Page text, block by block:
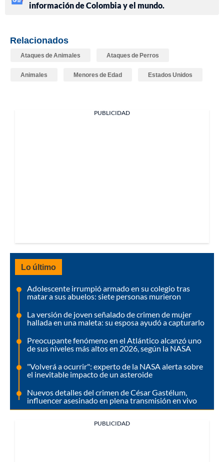
información de Colombia y el mundo.
Relacionados
Ataques de Animales Ataques de Perros
Animales Menores de Edad Estados Unidos
PUBLICIDAD
Lo último
Adolescente irrumpió armado en su colegio tras
matar a sus abuelos: siete personas murieron
La versión de joven señalado de crimen de mujer
hallada en una maleta: su esposa ayudó a capturarlo
Preocupante fenómeno en el Atlántico alcanzó uno
de sus niveles más altos en 2026, según la NASA
"Volverá a ocurrir": experto de la NASA alerta sobre
el inevitable impacto de un asteroide
Nuevos detalles del crimen de César Gastélum,
influencer asesinado en plena transmisión en vivo
PUBLICIDAD